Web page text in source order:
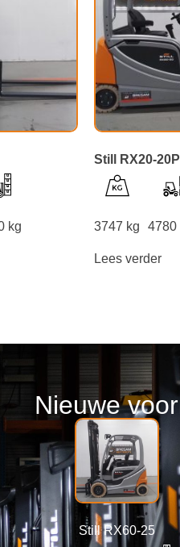
kg
Still RX20-20P
3747 kg 4780
Lees verder
Nieuwe
Still RX60-25